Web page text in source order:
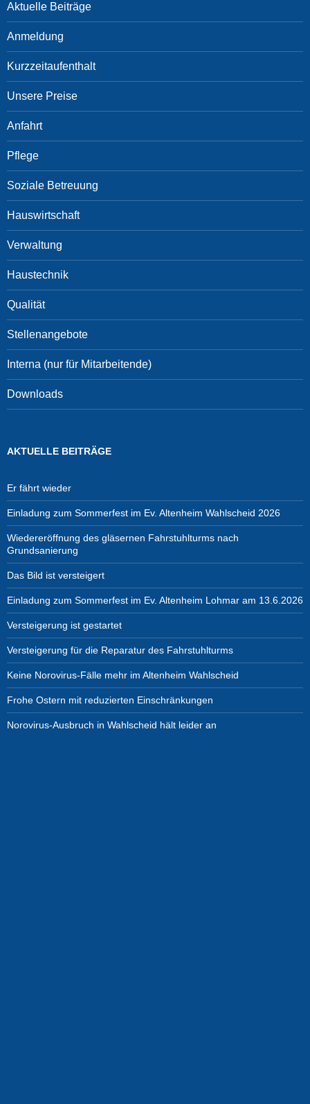
Aktuelle Beiträge
Anmeldung
Kurzzeitaufenthalt
Unsere Preise
Anfahrt
Pflege
Soziale Betreuung
Hauswirtschaft
Verwaltung
Haustechnik
Qualität
Stellenangebote
Interna (nur für Mitarbeitende)
Downloads
AKTUELLE BEITRÄGE
Er fährt wieder
Einladung zum Sommerfest im Ev. Altenheim Wahlscheid 2026
Wiedereröffnung des gläsernen Fahrstuhlturms nach
Grundsanierung
Das Bild ist versteigert
Einladung zum Sommerfest im Ev. Altenheim Lohmar am 13.6.2026
Versteigerung ist gestartet
Versteigerung für die Reparatur des Fahrstuhlturms
Keine Norovirus-Fälle mehr im Altenheim Wahlscheid
Frohe Ostern mit reduzierten Einschränkungen
Norovirus-Ausbruch in Wahlscheid hält leider an